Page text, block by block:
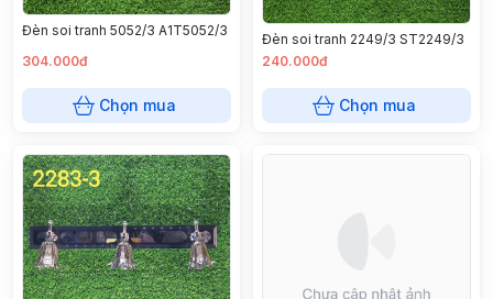
Đèn soi tranh 5052/3 A1T5052/3
304.000đ
Chọn mua
Đèn soi tranh 2249/3 ST2249/3
240.000đ
Chọn mua